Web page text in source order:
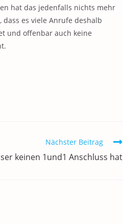
hat das jedenfalls nichts mehr
es viele Anrufe deshalb
und offenbar auch keine
Nächster Beitrag
keinen 1und1 Anschluss hat